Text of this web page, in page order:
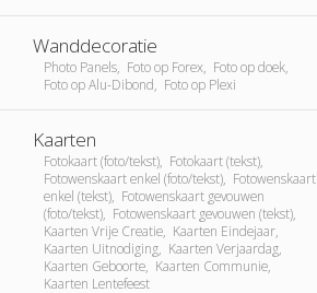
Wanddecoratie
Photo Panels, Foto op Forex, Foto op doek,
Foto op Alu-Dibond, Foto op Plexi
Kaarten
Fotokaart (foto/tekst), Fotokaart (tekst),
Fotowenskaart enkel (foto/tekst), Fotowenskaart
enkel (tekst), Fotowenskaart gevouwen
(foto/tekst), Fotowenskaart gevouwen (tekst),
Kaarten Vrije Creatie, Kaarten Eindejaar,
Kaarten Uitnodiging, Kaarten Verjaardag,
Kaarten Geboorte, Kaarten Communie,
Kaarten Lentefeest